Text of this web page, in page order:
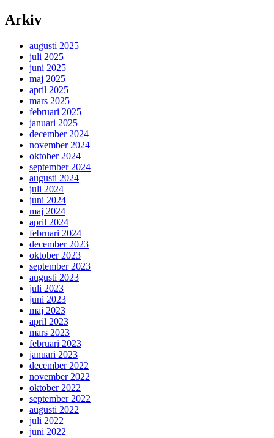
Arkiv
augusti 2025
juli 2025
juni 2025
maj 2025
april 2025
mars 2025
februari 2025
januari 2025
december 2024
november 2024
oktober 2024
september 2024
augusti 2024
juli 2024
juni 2024
maj 2024
april 2024
februari 2024
december 2023
oktober 2023
september 2023
augusti 2023
juli 2023
juni 2023
maj 2023
april 2023
mars 2023
februari 2023
januari 2023
december 2022
november 2022
oktober 2022
september 2022
augusti 2022
juli 2022
juni 2022